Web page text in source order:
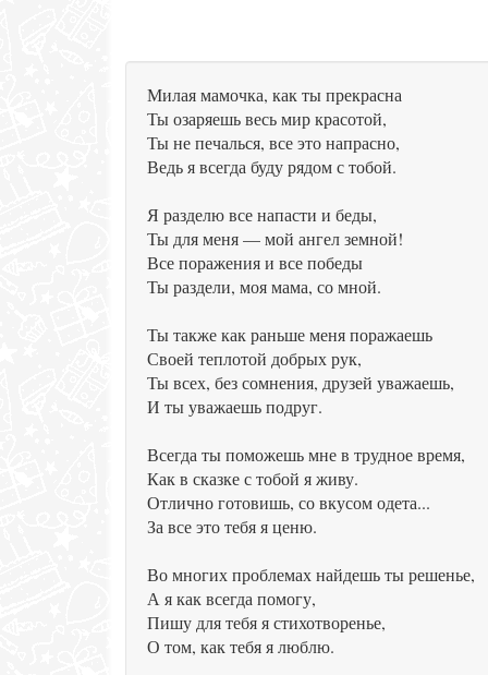
Милая мамочка, как ты прекрасна
Ты озаряешь весь мир красотой,
Ты не печалься, все это напрасно,
Ведь я всегда буду рядом с тобой.
Я разделю все напасти и беды,
Ты для меня — мой ангел земной!
Все поражения и все победы
Ты раздели, моя мама, со мной.
Ты также как раньше меня поражаешь
Своей теплотой добрых рук,
Ты всех, без сомнения, друзей уважаешь,
И ты уважаешь подруг.
Всегда ты поможешь мне в трудное время,
Как в сказке с тобой я живу.
Отлично готовишь, со вкусом одета...
За все это тебя я ценю.
Во многих проблемах найдешь ты решенье,
А я как всегда помогу,
Пишу для тебя я стихотворенье,
О том, как тебя я люблю.